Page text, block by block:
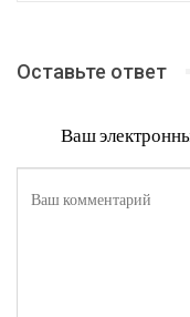
Оставьте ответ
Ваш